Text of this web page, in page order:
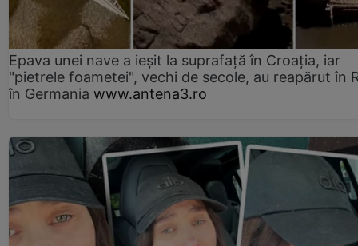
Epava unei nave a ieșit la suprafață în Croația, iar
"pietrele foametei", vechi de secole, au reapărut în
în Germania www.antena3.ro